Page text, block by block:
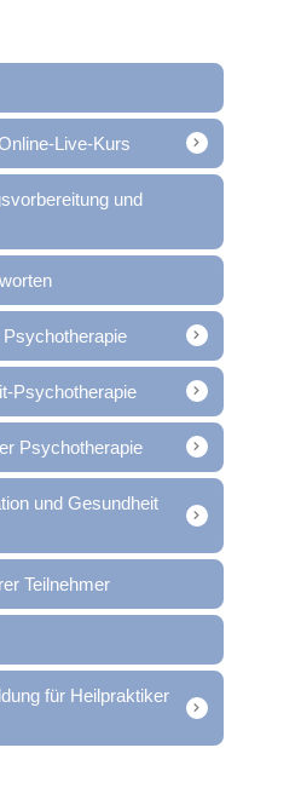
Live-Kurs
und
Psychotherapie
Psychotherapie
und Gesundheit
Teilnehmer
für Heilpraktiker